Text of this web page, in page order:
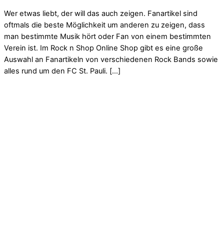
Wer etwas liebt, der will das auch zeigen. Fanartikel sind
oftmals die beste Möglichkeit um anderen zu zeigen, dass
man bestimmte Musik hört oder Fan von einem bestimmten
Verein ist. Im Rock n Shop Online Shop gibt es eine große
Auswahl an Fanartikeln von verschiedenen Rock Bands sowie
alles rund um den FC St. Pauli. […]